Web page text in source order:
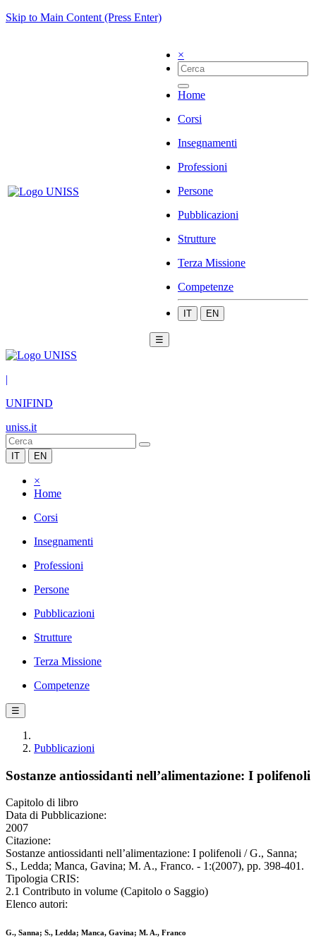
Skip to Main Content (Press Enter)
×
Home
Corsi
Insegnamenti
Professioni
Persone
Pubblicazioni
Strutture
Terza Missione
Competenze
IT EN
☰
|
UNIFIND
uniss.it
IT EN
×
Home
Corsi
Insegnamenti
Professioni
Persone
Pubblicazioni
Strutture
Terza Missione
Competenze
☰
Pubblicazioni
Sostanze antiossidanti nell’alimentazione: I polifenoli
Capitolo di libro
Data di Pubblicazione:
2007
Citazione:
Sostanze antiossidanti nell’alimentazione: I polifenoli / G., Sanna;
S., Ledda; Manca, Gavina; M. A., Franco. - 1:(2007), pp. 398-401.
Tipologia CRIS:
2.1 Contributo in volume (Capitolo o Saggio)
Elenco autori:
G., Sanna; S., Ledda; Manca, Gavina; M. A., Franco